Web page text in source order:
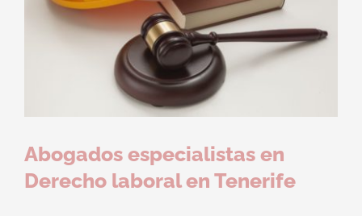
Abogados especialistas en
Derecho laboral en Tenerife